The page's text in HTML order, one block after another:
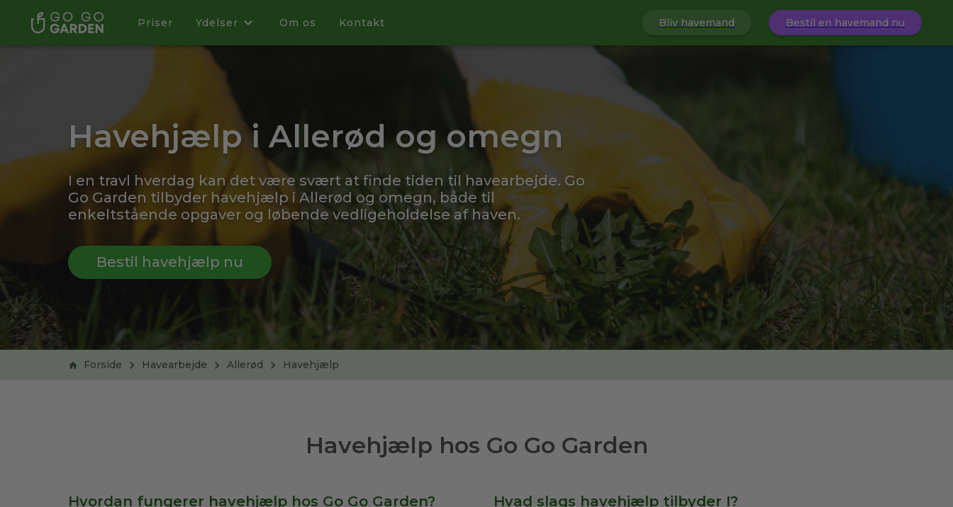
Priser Ydelser Om os Kontakt Bliv havemand Bestil en havemand nu
Havehjælp i Allerød og omegn
I en travl hverdag kan det være svært at finde tiden til havearbejde. Go
Go Garden tilbyder havehjælp i Allerød og omegn, både til
enkeltstående opgaver og løbende vedligeholdelse af haven.
Bestil havehjælp nu
Forside Havearbejde Allerød Havehjælp
Havehjælp hos Go Go Garden
Hvordan fungerer havehjælp hos Go Go Garden? Hvad slags havehjælp tilbyder I?